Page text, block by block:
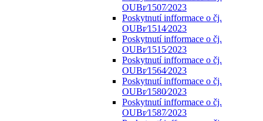
OUBr⁄1507⁄2023
Poskytnutí infformace o čj.
OUBr⁄1514⁄2023
Poskytnutí infformace o čj.
OUBr⁄1515⁄2023
Poskytnutí infformace o čj.
OUBr⁄1564⁄2023
Poskytnutí infformace o čj.
OUBr⁄1580⁄2023
Poskytnutí infformace o čj.
OUBr⁄1587⁄2023